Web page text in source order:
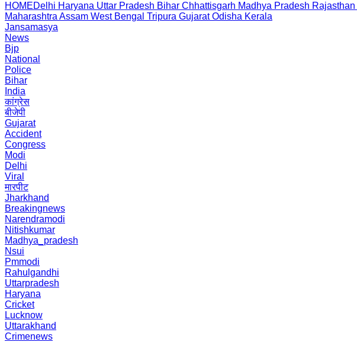
HOMEDelhi Haryana Uttar Pradesh Bihar Chhattisgarh Madhya Pradesh Rajasthan
Maharashtra Assam West Bengal Tripura Gujarat Odisha Kerala
Jansamasya
News
Bjp
National
Police
Bihar
India
कांग्रेस
बीजेपी
Gujarat
Accident
Congress
Modi
Delhi
Viral
मारपीट
Jharkhand
Breakingnews
Narendramodi
Nitishkumar
Madhya_pradesh
Nsui
Pmmodi
Rahulgandhi
Uttarpradesh
Haryana
Cricket
Lucknow
Uttarakhand
Crimenews